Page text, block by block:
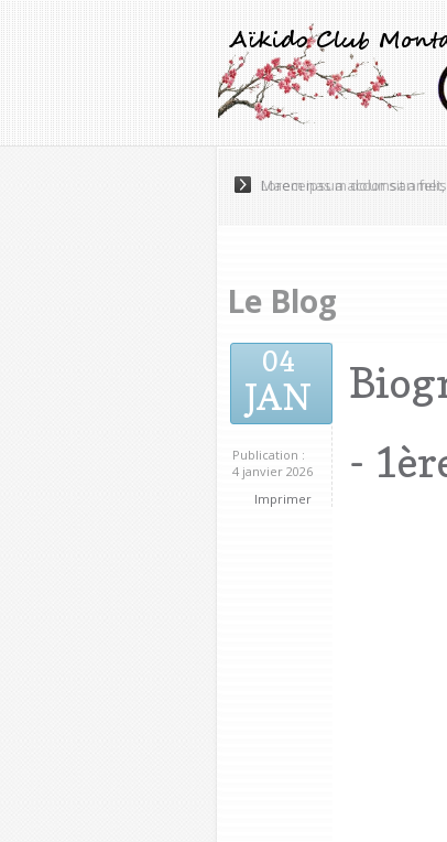
Maecenas a accumsan
Le Blog
04
JAN
Publication :
4 janvier 2026
Imprimer
-